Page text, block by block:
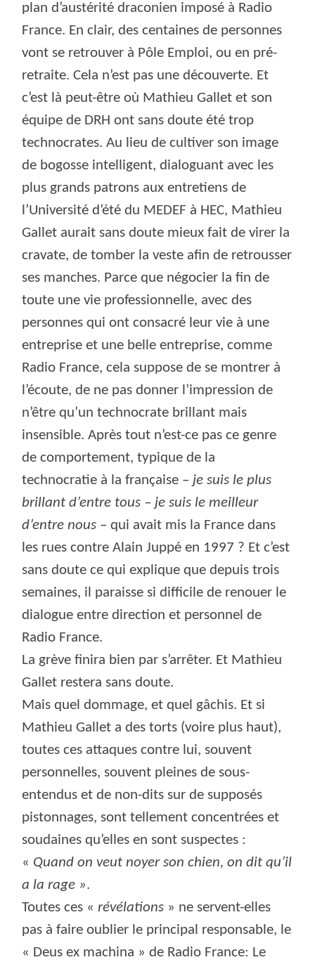
plan d’austérité draconien imposé à Radio
France. En clair, des centaines de personnes
vont se retrouver à Pôle Emploi, ou en pré-
retraite. Cela n’est pas une découverte. Et
c’est là peut-être où Mathieu Gallet et son
équipe de DRH ont sans doute été trop
technocrates. Au lieu de cultiver son image
de bogosse intelligent, dialoguant avec les
plus grands patrons aux entretiens de
l’Université d’été du MEDEF à HEC, Mathieu
Gallet aurait sans doute mieux fait de virer la
cravate, de tomber la veste afin de retrousser
ses manches. Parce que négocier la fin de
toute une vie professionnelle, avec des
personnes qui ont consacré leur vie à une
entreprise et une belle entreprise, comme
Radio France, cela suppose de se montrer à
l’écoute, de ne pas donner l’impression de
n’être qu’un technocrate brillant mais
insensible. Après tout n’est-ce pas ce genre
de comportement, typique de la
technocratie à la française –je suis le plus
brillant d’entre tous – je suis le meilleur
d’entre nous – qui avait mis la France dans
les rues contre Alain Juppé en 1997 ? Et c’est
sans doute ce qui explique que depuis trois
semaines, il paraisse si difficile de renouer le
dialogue entre direction et personnel de
Radio France.
La grève finira bien par s’arrêter. Et Mathieu
Gallet restera sans doute.
Mais quel dommage, et quel gâchis. Et si
Mathieu Gallet a des torts (voire plus haut),
toutes ces attaques contre lui, souvent
personnelles, souvent pleines de sous-
entendus et de non-dits sur de supposés
pistonnages, sont tellement concentrées et
soudaines qu’elles en sont suspectes :
« Quand on veut noyer son chien, on dit qu’il
a la rage ».
Toutes ces «révélations » ne servent-elles
pas à faire oublier le principal responsable, le
« Deus ex machina » de Radio France: Le